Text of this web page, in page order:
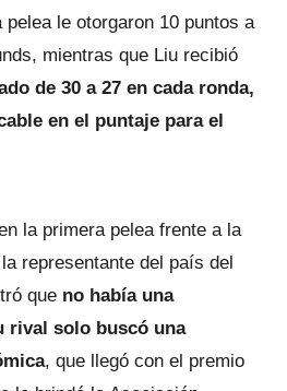
le otorgaron 10 puntos a
mientras que Liu recibió
de 30 a 27 en cada ronda,
en el puntaje para el
la primera pelea frente a la
representante del país del
que no había una
rival solo buscó una
, que llegó con el premio